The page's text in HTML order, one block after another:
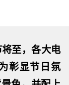
至，各大电
彰显节日氛